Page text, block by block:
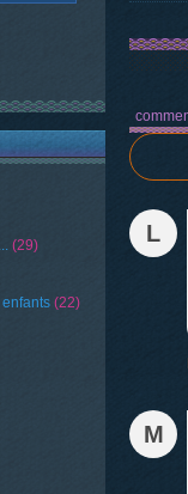
(29)
(22)
L
M